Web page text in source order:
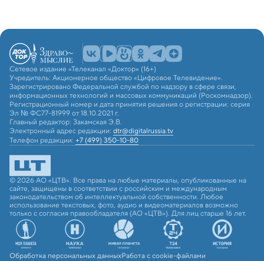
Сетевое издание «Телеканал «Доктор» (16+)
Учредитель: Акционерное общество «Цифровое Телевидение».
Зарегистрировано Федеральной службой по надзору в сфере связи,
информационных технологий и массовых коммуникаций (Роскомнадзор).
Регистрационный номер и дата принятия решения о регистрации: серия
Эл № ФС77-81999 от 18.10.2021 г.
Главный редактор: Закамская Э.В.
Электронный адрес редакции: dtr@digitalrussia.tv
Телефон редакции: +7 (499) 350-10-80
© 2026 АО «ЦТВ». Все права на любые материалы, опубликованные на
сайте, защищены в соответствии с российским и международным
законодательством об интеллектуальной собственности. Любое
использование текстовых, фото, аудио и видеоматериалов возможно
только с согласия правообладателя (АО «ЦТВ»). Для лиц старше 16 лет.
Обработка персональных данныхРабота с cookie-файлами